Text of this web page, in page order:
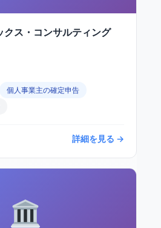
クス・コンサルティング
個人事業主の確定申告
詳細を見る →